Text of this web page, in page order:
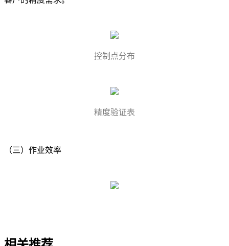
控制点分布
精度验证表
（三）作业效率